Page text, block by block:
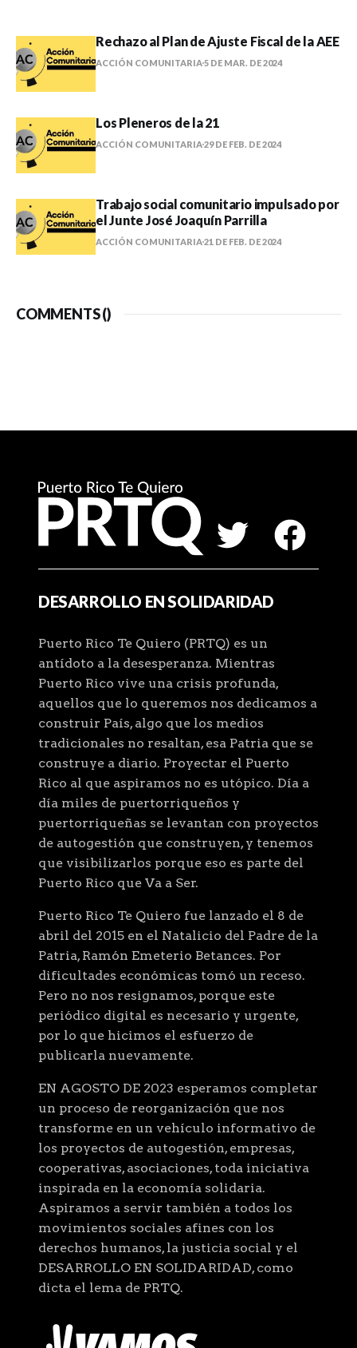
Rechazo al Plan de Ajuste Fiscal de la AEE
ACCIÓN COMUNITARIA5 DE MAR. DE 2024
Los Pleneros de la 21
ACCIÓN COMUNITARIA29 DE FEB. DE 2024
Trabajo social comunitario impulsado por
el Junte José Joaquín Parrilla
ACCIÓN COMUNITARIA21 DE FEB. DE 2024
COMMENTS ()
DESARROLLO EN SOLIDARIDAD
Puerto Rico Te Quiero (PRTQ) es un
antídoto a la desesperanza. Mientras
Puerto Rico vive una crisis profunda,
aquellos que lo queremos nos dedicamos a
construir País, algo que los medios
tradicionales no resaltan, esa Patria que se
construye a diario. Proyectar el Puerto
Rico al que aspiramos no es utópico. Día a
día miles de puertorriqueños y
puertorriqueñas se levantan con proyectos
de autogestión que construyen, y tenemos
que visibilizarlos porque eso es parte del
Puerto Rico que Va a Ser.
Puerto Rico Te Quiero fue lanzado el 8 de
abril del 2015 en el Natalicio del Padre de la
Patria, Ramón Emeterio Betances. Por
dificultades económicas tomó un receso.
Pero no nos resignamos, porque este
periódico digital es necesario y urgente,
por lo que hicimos el esfuerzo de
publicarla nuevamente.
EN AGOSTO DE 2023 esperamos completar
un proceso de reorganización que nos
transforme en un vehículo informativo de
los proyectos de autogestión, empresas,
cooperativas, asociaciones, toda iniciativa
inspirada en la economía solidaria.
Aspiramos a servir también a todos los
movimientos sociales afines con los
derechos humanos, la justicia social y el
DESARROLLO EN SOLIDARIDAD, como
dicta el lema de PRTQ.